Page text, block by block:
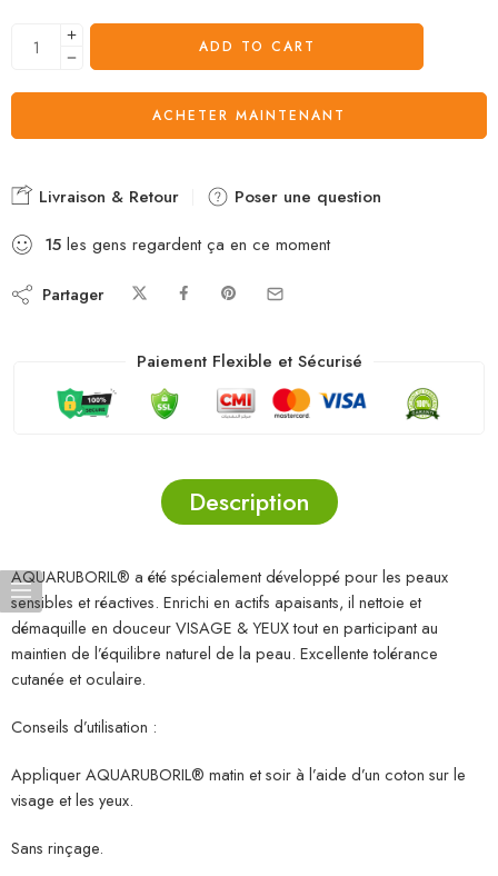
ADD TO CART
ACHETER MAINTENANT
Livraison & Retour
Poser une question
15 les gens regardent ça en ce moment
Partager
Paiement Flexible et Sécurisé
Description
AQUARUBORIL® a été spécialement développé pour les peaux
sensibles et réactives. Enrichi en actifs apaisants, il nettoie et
démaquille en douceur VISAGE & YEUX tout en participant au
maintien de l’équilibre naturel de la peau. Excellente tolérance
cutanée et oculaire.
Conseils d’utilisation :
Appliquer AQUARUBORIL® matin et soir à l’aide d’un coton sur le
visage et les yeux.
Sans rinçage.